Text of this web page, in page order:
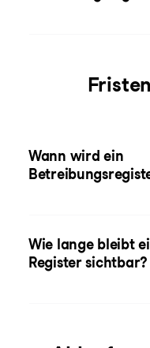
Wann wird ein
Wie lange bleibt
Register sichtbar?